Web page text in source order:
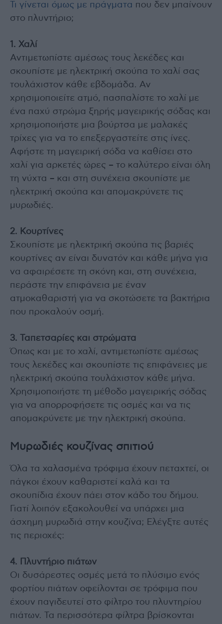
Τι γίνεται όμως με πράγματα που δεν μπαίνουν
στο πλυντήριο;
1. Χαλί
Αντιμετωπίστε αμέσως τους λεκέδες και
σκουπίστε με ηλεκτρική σκούπα το χαλί σας
τουλάχιστον κάθε εβδομάδα. Αν
χρησιμοποιείτε ατμό, πασπαλίστε το χαλί με
ένα παχύ στρώμα ξηρής μαγειρικής σόδας και
χρησιμοποιήστε μια βούρτσα με μαλακές
τρίχες για να το επεξεργαστείτε στις ίνες.
Αφήστε τη μαγειρική σόδα να καθίσει στο
χαλί για αρκετές ώρες – το καλύτερο είναι όλη
τη νύχτα – και στη συνέχεια σκουπίστε με
ηλεκτρική σκούπα και απομακρύνετε τις
μυρωδιές.
2. Κουρτίνες
Σκουπίστε με ηλεκτρική σκούπα τις βαριές
κουρτίνες αν είναι δυνατόν και κάθε μήνα για
να αφαιρέσετε τη σκόνη και, στη συνέχεια,
περάστε την επιφάνεια με έναν
ατμοκαθαριστή για να σκοτώσετε τα βακτήρια
που προκαλούν οσμή.
3. Ταπετσαρίες και στρώματα
Όπως και με το χαλί, αντιμετωπίστε αμέσως
τους λεκέδες και σκουπίστε τις επιφάνειες με
ηλεκτρική σκούπα τουλάχιστον κάθε μήνα.
Χρησιμοποιήστε τη μέθοδο μαγειρικής σόδας
για να απορροφήσετε τις οσμές και να τις
απομακρύνετε με την ηλεκτρική σκούπα.
Μυρωδιές κουζίνας σπιτιού
Όλα τα χαλασμένα τρόφιμα έχουν πεταχτεί, οι
πάγκοι έχουν καθαριστεί καλά και τα
σκουπίδια έχουν πάει στον κάδο του δήμου.
Γιατί λοιπόν εξακολουθεί να υπάρχει μια
άσχημη μυρωδιά στην κουζίνα; Ελέγξτε αυτές
τις περιοχές:
4. Πλυντήριο πιάτων
Οι δυσάρεστες οσμές μετά το πλύσιμο ενός
φορτίου πιάτων οφείλονται σε τρόφιμα που
έχουν παγιδευτεί στο φίλτρο του πλυντηρίου
πιάτων. Τα περισσότερα φίλτρα βρίσκονται